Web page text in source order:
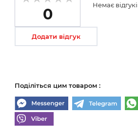
0
Немає
Додати відгук
Поділіться цим товаром :